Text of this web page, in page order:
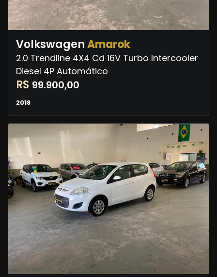
VolkswagenAmarok
2.0 Trendline 4X4 Cd 16V Turbo Intercooler
Diesel 4P Automático
R$ 99.900,00
2018